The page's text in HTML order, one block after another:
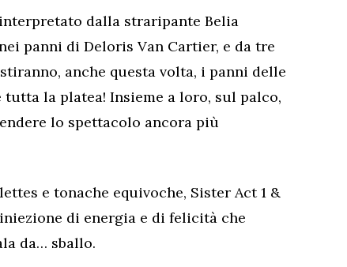
dalla straripante Belia
panni di Deloris Van Cartier, e da tre
anche questa volta, i panni delle
la platea! Insieme a loro, sul palco,
lo spettacolo ancora più
e tonache equivoche, Sister Act 1 &
di energia e di felicità che
da… sballo.